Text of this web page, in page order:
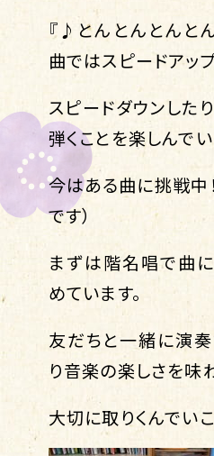
『♪とんとんとんと
曲ではスピードアッ
スピードダウンした
弾くことを楽しんでい
今はある曲に挑戦中
です）
まずは階名唱で曲
めています。
友だちと一緒に演
り音楽の楽しさを味
大切に取りくんでい